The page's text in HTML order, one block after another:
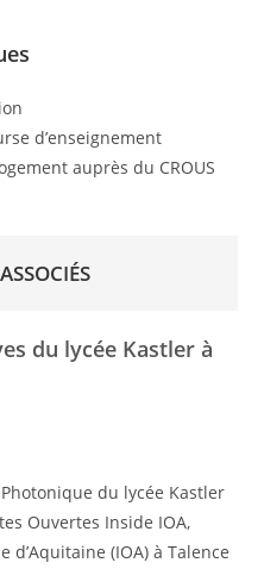
d’enseignement
auprès du CROUS
du lycée Kastler à
du lycée Kastler
Ouvertes Inside IOA,
d’Aquitaine (IOA) à Talence